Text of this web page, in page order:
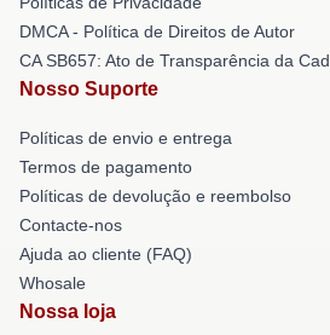
DMCA - Política de Direitos de Autor
CA SB657: Ato de Transparência da
Nosso Suporte
Políticas de envio e entrega
Termos de pagamento
Políticas de devolução e reembolso
Contacte-nos
Ajuda ao cliente (FAQ)
Whosale
Nossa loja